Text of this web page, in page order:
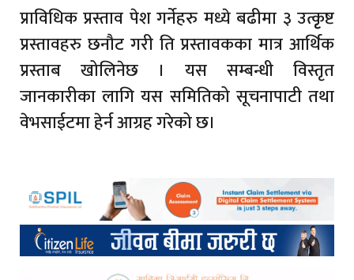
प्राविधिक प्रस्ताव पेश गर्नेहरु मध्ये बढीमा ३ उत्कृृष्ट
प्रस्तावहरु छनौट गरी ति प्रस्तावकका मात्र आर्थिक
प्रस्ताब खोलिनेछ । यस सम्बन्धी विस्तृत
जानकारीका लागि यस समितिको सूचनापाटी तथा
वेभसाईटमा हेर्न आग्रह गरेको छ।